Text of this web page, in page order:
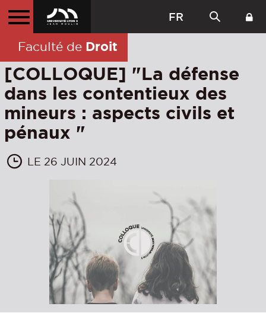
FR
Faculté de Droit
[COLLOQUE] "La défense
dans les contentieux des
mineurs : aspects civils et
pénaux "
LE 26 JUIN 2024